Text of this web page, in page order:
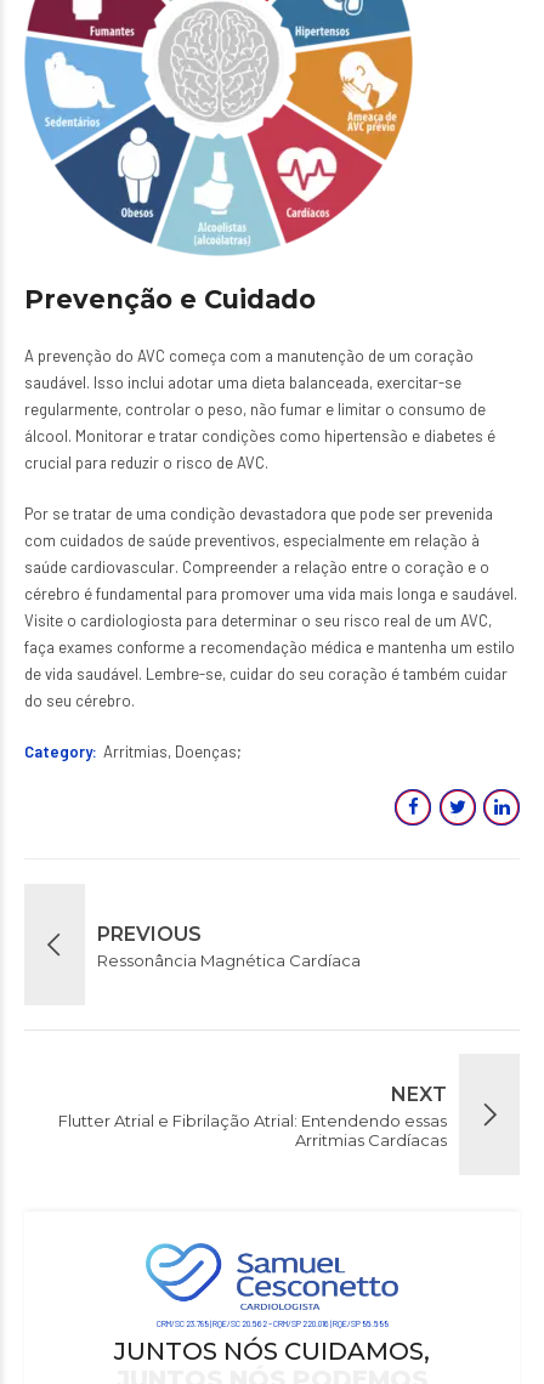
Prevenção e Cuidado
A prevenção do AVC começa com a manutenção de um coração
saudável. Isso inclui adotar uma dieta balanceada, exercitar-se
regularmente, controlar o peso, não fumar e limitar o consumo de
álcool. Monitorar e tratar condições como hipertensão e diabetes é
crucial para reduzir o risco de AVC.
Por se tratar de uma condição devastadora que pode ser prevenida
com cuidados de saúde preventivos, especialmente em relação à
saúde cardiovascular. Compreender a relação entre o coração e o
cérebro é fundamental para promover uma vida mais longa e saudável.
Visite o cardiologiosta para determinar o seu risco real de um AVC,
faça exames conforme a recomendação médica e mantenha um estilo
de vida saudável. Lembre-se, cuidar do seu coração é também cuidar
do seu cérebro.
Category Arritmias, Doenças
PREVIOUS
Ressonância Magnética Cardíaca
NEXT
Flutter Atrial e Fibrilação Atrial: Entendendo essas
Arritmias Cardíacas
CRM/SC 23.789 | RQE/SC 20.562 – CRM/SP 220.016 | RQE/SP 95.599
JUNTOS NÓS CUIDAMOS,